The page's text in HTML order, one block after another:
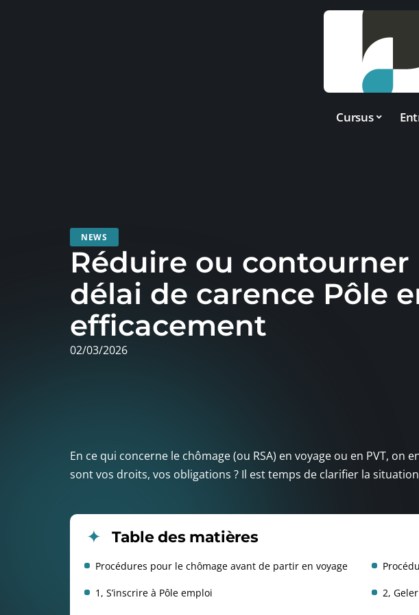
Cursus
NEWS
Réduire ou contourner
délai de carence Pôle
efficacement
02/03/2026
En ce qui concerne le chômage (ou RSA) en voyage ou en PVT, on
sont vos droits, vos obligations ? Il est temps de clarifier la
Table des matières
Procédures pour le chômage avant de partir en voyage
1, S’inscrire à Pôle emploi 2,